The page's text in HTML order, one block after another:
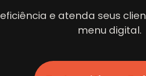
e atenda seus
menu digital.